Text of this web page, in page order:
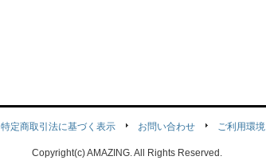
特定商取引法に基づく表示 お問い合わせ ご利用環境
Copyright(c) AMAZING. All Rights Reserved.